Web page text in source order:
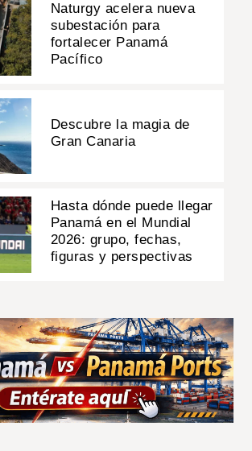
Naturgy acelera nueva
subestación para
fortalecer Panamá
Pacífico
Descubre la magia de
Gran Canaria
Hasta dónde puede llegar
Panamá en el Mundial
2026: grupo, fechas,
figuras y perspectivas